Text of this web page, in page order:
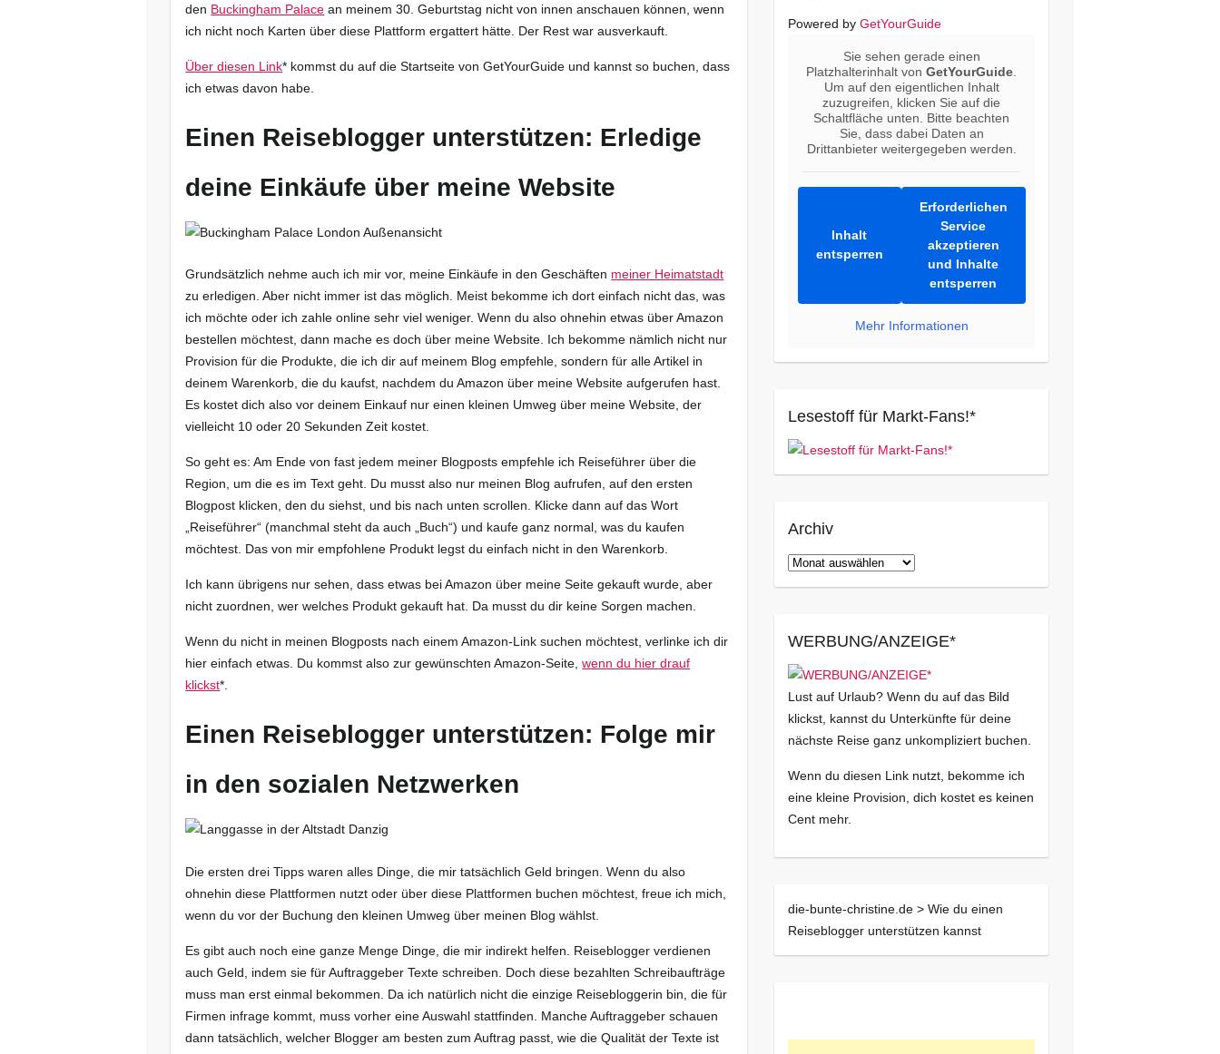
den Buckingham Palace an meinem 30. Geburtstag nicht von innen anschauen können, wenn
ich nicht noch Karten über diese Plattform ergattert hätte. Der Rest war ausverkauft.
Über diesen Link* kommst du auf die Startseite von GetYourGuide und kannst so buchen, dass
ich etwas davon habe.
Einen Reiseblogger unterstützen: Erledige
deine Einkäufe über meine Website
Grundsätzlich nehme auch ich mir vor, meine Einkäufe in den Geschäften meiner Heimatstadt
zu erledigen. Aber nicht immer ist das möglich. Meist bekomme ich dort einfach nicht das, was
ich möchte oder ich zahle online sehr viel weniger. Wenn du also ohnehin etwas über Amazon
bestellen möchtest, dann mache es doch über meine Website. Ich bekomme nämlich nicht nur
Provision für die Produkte, die ich dir auf meinem Blog empfehle, sondern für alle Artikel in
deinem Warenkorb, die du kaufst, nachdem du Amazon über meine Website aufgerufen hast.
Es kostet dich also vor deinem Einkauf nur einen kleinen Umweg über meine Website, der
vielleicht 10 oder 20 Sekunden Zeit kostet.
So geht es: Am Ende von fast jedem meiner Blogposts empfehle ich Reiseführer über die
Region, um die es im Text geht. Du musst also nur meinen Blog aufrufen, auf den ersten
Blogpost klicken, den du siehst, und bis nach unten scrollen. Klicke dann auf das Wort
„Reiseführer“ (manchmal steht da auch „Buch“) und kaufe ganz normal, was du kaufen
möchtest. Das von mir empfohlene Produkt legst du einfach nicht in den Warenkorb.
Ich kann übrigens nur sehen, dass etwas bei Amazon über meine Seite gekauft wurde, aber
nicht zuordnen, wer welches Produkt gekauft hat. Da musst du dir keine Sorgen machen.
Wenn du nicht in meinen Blogposts nach einem Amazon-Link suchen möchtest, verlinke ich dir
hier einfach etwas. Du kommst also zur gewünschten Amazon-Seite,wenn du hier drauf
klickst*.
Einen Reiseblogger unterstützen: Folge mir
in den sozialen Netzwerken
Die ersten drei Tipps waren alles Dinge, die mir tatsächlich Geld bringen. Wenn du also
ohnehin diese Plattformen nutzt oder über diese Plattformen buchen möchtest, freue ich mich,
wenn du vor der Buchung den kleinen Umweg über meinen Blog wählst.
Es gibt auch noch eine ganze Menge Dinge, die mir indirekt helfen. Reiseblogger verdienen
auch Geld, indem sie für Auftraggeber Texte schreiben. Doch diese bezahlten Schreibaufträge
muss man erst einmal bekommen. Da ich natürlich nicht die einzige Reisebloggerin bin, die für
Firmen infrage kommt, muss vorher eine Auswahl stattfinden. Manche Auftraggeber schauen
dann tatsächlich, welcher Blogger am besten zum Auftrag passt, wie die Qualität der Texte ist
Powered by GetYourGuide
Sie sehen gerade einen
Platzhalterinhalt vonGetYourGuide
Um auf den eigentlichen Inhalt
zuzugreifen, klicken Sie auf die
Schaltfläche unten. Bitte beachten
Sie, dass dabei Daten an
Drittanbieter weitergegeben werden.
Inhalt
entsperren
Erforderlichen
Service
akzeptieren
und Inhalte
entsperren
Mehr Informationen
Lesestoff für Markt-Fans!*
Archiv
Archiv
WERBUNG/ANZEIGE*
Lust auf Urlaub? Wenn du auf das Bild
klickst, kannst du Unterkünfte für deine
nächste Reise ganz unkompliziert buchen.
Wenn du diesen Link nutzt, bekomme ich
eine kleine Provision, dich kostet es keinen
Cent mehr.
die-bunte-christine.de > Wie du einen
Reiseblogger unterstützen kannst